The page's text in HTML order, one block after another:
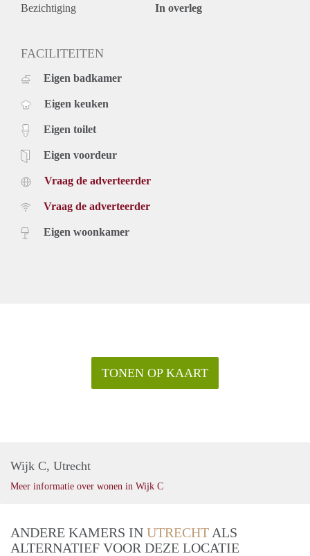
- Volledig gemeubileerde appartement;
- € 49,50 bijkomende kosten voor televisie en internet;
- Alle appartement zijn voorzien van vloerverwarming;
- Huurder dient een minimaal inkomen te hebben van
driemaal de maandhuur (bruto) of garantstelling;
- Waarborgsom 2 maanden huur;
- Schoonmaakkosten bij vertrek zijn voor rekening van
- Gemeenschappelijke tuin;
- Afgesloten fietsenstalling: 1 fiets per appartement;
- Beschikbaar per 15 december / 1 januari 2023
Gevraagde documenten ( aan te leveren na bezichtiging ) :
deze inkomenseis moeten voldoen.
Bezichtiging In overleg
FACILITEITEN
Eigen badkamer
Eigen keuken
Eigen toilet
Eigen voordeur
Vraag de adverteerder
Vraag de adverteerder
Eigen woonkamer
TONEN OP KAART
Wijk C, Utrecht
Meer informatie over wonen in Wijk C
ANDERE KAMERS IN UTRECHT ALS
ALTERNATIEF VOOR DEZE LOCATIE